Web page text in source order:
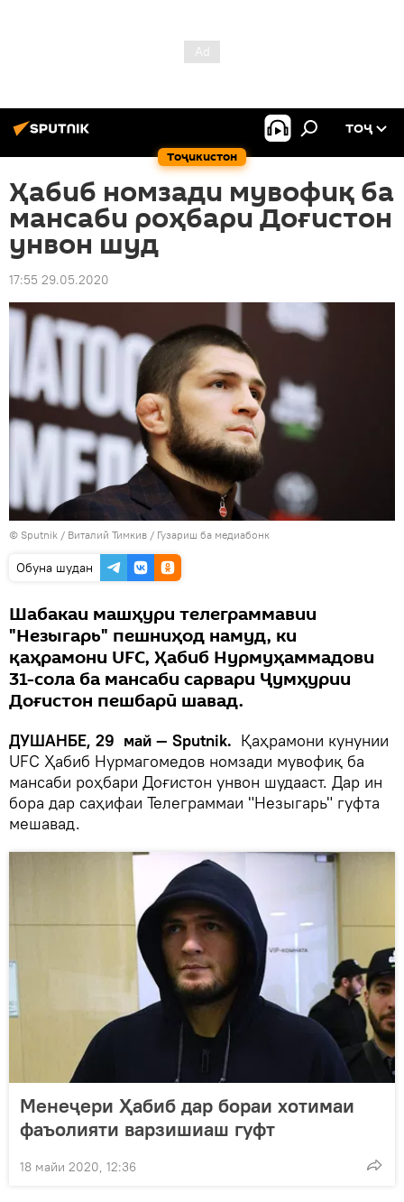
Тоҷикистон
ТОҶ
Ҳабиб номзади мувофиқ ба
мансаби роҳбари Доғистон
унвон шуд
17:55 29.05.2020
© Sputnik / Виталий Тимкив / Гузариш ба медиабонк
Обуна шудан
Шабакаи машҳури телеграммавии
"Незыгарь" пешниҳод намуд, ки
қаҳрамони UFC, Ҳабиб Нурмуҳаммадови
31-сола ба мансаби сарвари Ҷумҳурии
Доғистон пешбарӣ шавад.
ДУШАНБЕ, 29 май — Sputnik. Қаҳрамони кунунии
UFC Ҳабиб Нурмагомедов номзади мувофиқ ба
мансаби роҳбари Доғистон унвон шудааст. Дар ин
бора дар саҳифаи Телеграммаи "Незыгарь" гуфта
мешавад.
Менеҷери Ҳабиб дар бораи хотимаи
фаъолияти варзишиаш гуфт
18 майи 2020, 12:36